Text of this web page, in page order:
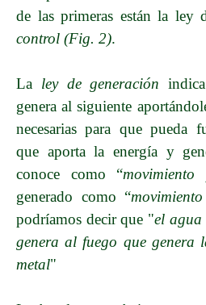
de las primeras están la ley
control (Fig. 2).
La ley de generación
genera al siguiente
necesarias para que pueda
que aporta la energía y
conoce como “movimiento
generado como “
podríamos decir que "el agua
genera al fuego que genera
metal"